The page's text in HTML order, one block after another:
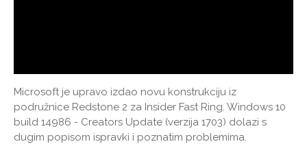
Microsoft je upravo izdao novu konstrukciju iz
podružnice Redstone 2 za Insider Fast Ring. Windows 10
build 14986 - Creators Update (verzija 1703) dolazi s
dugim popisom ispravki i poznatim problemima.